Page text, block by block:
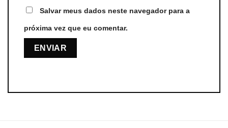
Salvar meus dados neste navegador para a
próxima vez que eu comentar.